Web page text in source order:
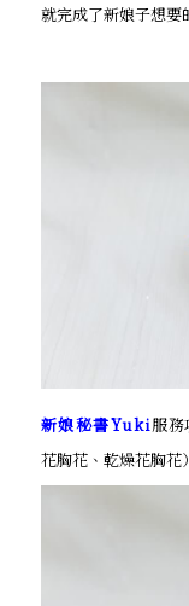
就完成了新娘子想要
新娘秘書Yuki服
花胸花、乾燥花胸花）